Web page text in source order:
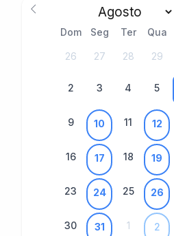
Dom Seg Ter Qua
26 27 28 29
2 3 4 5
9 10 11 12
16 17 18 19
23 24 25 26
30 31 1 2